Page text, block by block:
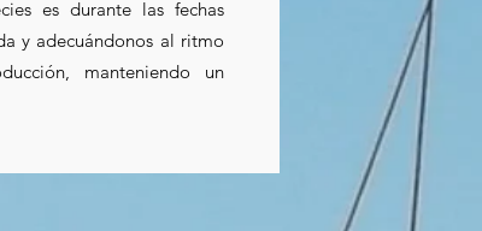
es durante las fechas
y adecuándonos al ritmo
manteniendo un